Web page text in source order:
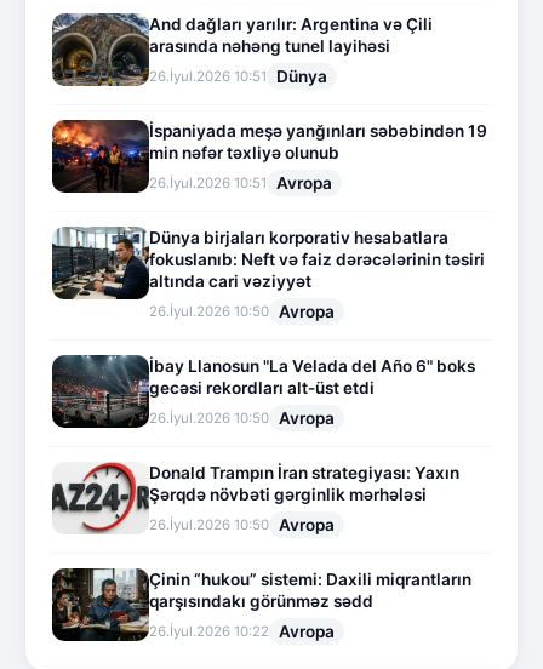
And dağları yarılır: Argentina və Çili
arasında nəhəng tunel layihəsi
26.İyul.2026 10:51 Dünya
İspaniyada meşə yanğınları səbəbindən 19
min nəfər təxliyə olunub
26.İyul.2026 10:51 Avropa
Dünya birjaları korporativ hesabatlara
fokuslanıb: Neft və faiz dərəcələrinin təsiri
altında cari vəziyyət
26.İyul.2026 10:50 Avropa
İbay Llanosun "La Velada del Año 6" boks
gecəsi rekordları alt-üst etdi
26.İyul.2026 10:50 Avropa
Donald Trampın İran strategiyası: Yaxın
Şərqdə növbəti gərginlik mərhələsi
26.İyul.2026 10:50 Avropa
Çinin “hukou” sistemi: Daxili miqrantların
qarşısındakı görünməz sədd
26.İyul.2026 10:22 Avropa